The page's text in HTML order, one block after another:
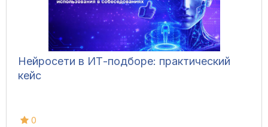
Нейросети в ИТ-подборе: практический
кейс
0